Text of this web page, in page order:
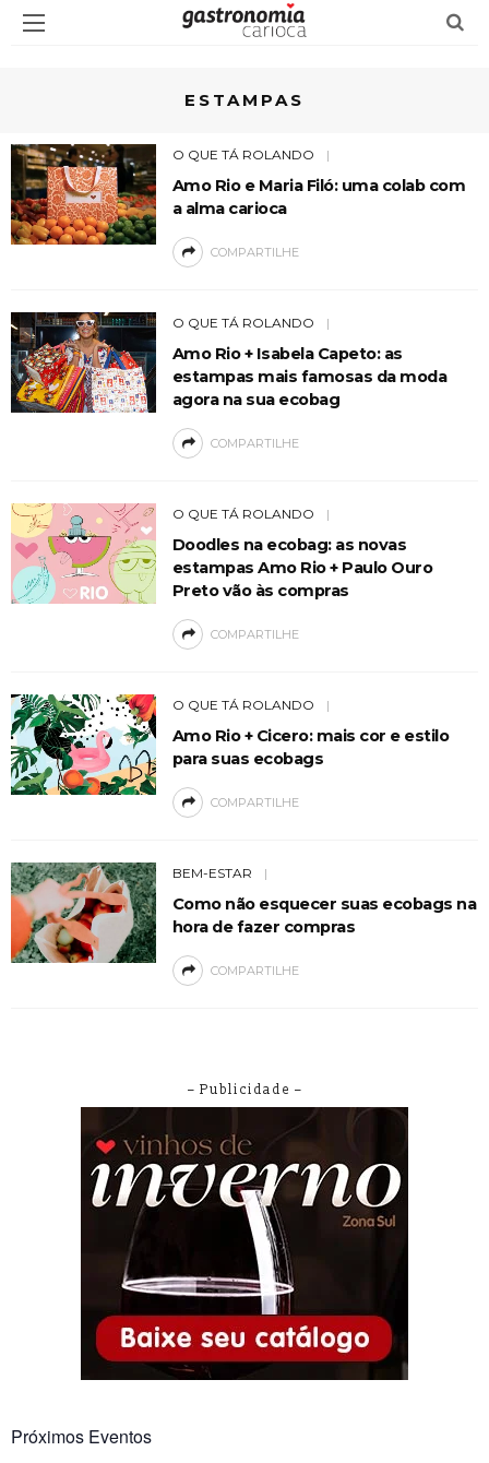
ESTAMPAS
O QUE TÁ ROLANDO
Amo Rio e Maria Filó: uma colab com
a alma carioca
COMPARTILHE
O QUE TÁ ROLANDO
Amo Rio + Isabela Capeto: as
estampas mais famosas da moda
agora na sua ecobag
COMPARTILHE
O QUE TÁ ROLANDO
Doodles na ecobag: as novas
estampas Amo Rio + Paulo Ouro
Preto vão às compras
COMPARTILHE
O QUE TÁ ROLANDO
Amo Rio + Cicero: mais cor e estilo
para suas ecobags
COMPARTILHE
BEM-ESTAR
Como não esquecer suas ecobags na
hora de fazer compras
COMPARTILHE
– Publicidade –
Próximos Eventos